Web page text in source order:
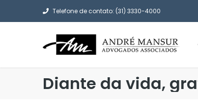
Telefone de contato: (31) 3330-4000
Diante da vida,